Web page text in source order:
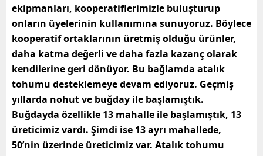
ekipmanları, kooperatiflerimizle buluşturup
onların üyelerinin kullanımına sunuyoruz. Böylece
kooperatif ortaklarının üretmiş olduğu ürünler,
daha katma değerli ve daha fazla kazanç olarak
kendilerine geri dönüyor. Bu bağlamda atalık
tohumu desteklemeye devam ediyoruz. Geçmiş
yıllarda nohut ve buğday ile başlamıştık.
Buğdayda özellikle 13 mahalle ile başlamıştık, 13
üreticimiz vardı. Şimdi ise 13 ayrı mahallede,
50’nin üzerinde üreticimiz var. Atalık tohumu